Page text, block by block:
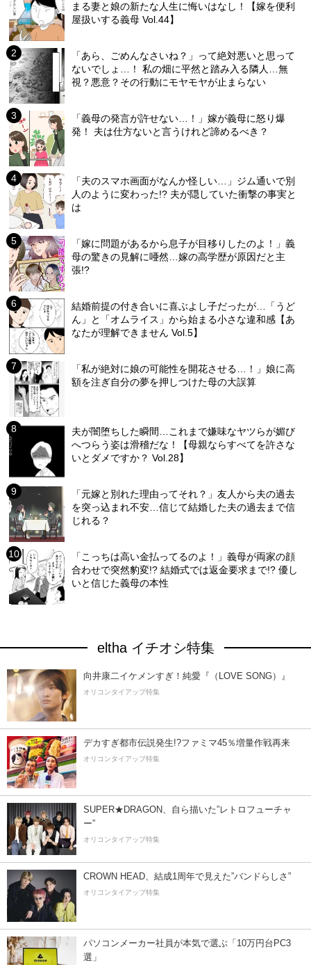
まる妻と娘の新たな人生に悔いはなし！【嫁を便利
屋扱いする義母 Vol.44】
「あら、ごめんなさいね？」って絶対悪いと思って
ないでしょ…！ 私の畑に平然と踏み入る隣人…無
視？悪意？その行動にモヤモヤが止まらない
「義母の発言が許せない…！」嫁が義母に怒り爆
発！ 夫は仕方ないと言うけれど諦めるべき？
「夫のスマホ画面がなんか怪しい…」ジム通いで別
人のように変わった!? 夫が隠していた衝撃の事実と
は
「嫁に問題があるから息子が目移りしたのよ！」義
母の驚きの見解に唖然…嫁の高学歴が原因だと主
張!?
結婚前提の付き合いに喜ぶよし子だったが…「うど
ん」と「オムライス」から始まる小さな違和感【あ
なたが理解できません Vol.5】
「私が絶対に娘の可能性を開花させる…！」娘に高
額を注ぎ自分の夢を押しつけた母の大誤算
夫が闇堕ちした瞬間…これまで嫌味なヤツらが媚び
へつらう姿は滑稽だな！【母親ならすべてを許さな
いとダメですか？ Vol.28】
「元嫁と別れた理由ってそれ？」友人から夫の過去
を突っ込まれ不安…信じて結婚した夫の過去まで信
じれる？
「こっちは高い金払ってるのよ！」義母が両家の顔
合わせで突然豹変!? 結婚式では返金要求まで!? 優し
いと信じた義母の本性
eltha イチオシ特集
向井康二イケメンすぎ！純愛『（LOVE SONG）』
オリコンタイアップ特集
デカすぎ都市伝説発生!?ファミマ45％増量作戦再来
オリコンタイアップ特集
SUPER★DRAGON、自ら描いた”レトロフューチャ
ー”
オリコンタイアップ特集
CROWN HEAD、結成1周年で見えた”バンドらしさ”
オリコンタイアップ特集
パソコンメーカー社員が本気で選ぶ「10万円台PC3
選」